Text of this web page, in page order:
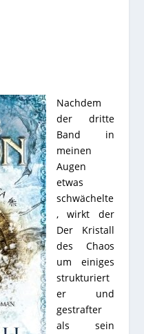
Nachdem
der dritte
Band in
meinen
Augen
etwas
schwächelte
, wirkt der
Der Kristall
des Chaos
um einiges
strukturiert
er und
gestrafter
als sein